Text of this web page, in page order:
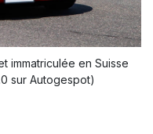
immatriculée en Suisse
sur Autogespot)